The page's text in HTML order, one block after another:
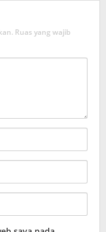
Ruas yang wajib